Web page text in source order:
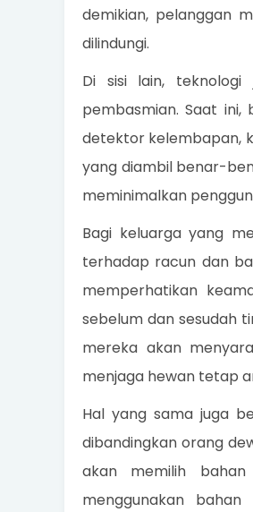
demikian, pelanggan
dilindungi.
Di sisi lain, teknologi
pembasmian. Saat
detektor kelembapan,
yang diambil benar-
meminimalkan
Bagi keluarga yang
terhadap racun dan
memperhatikan
sebelum dan sesudah
mereka akan
menjaga hewan tetap
Hal yang sama juga
dibandingkan orang
akan memilih
menggunakan